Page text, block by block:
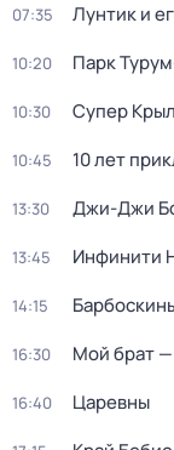
07:35 Лунтик и
10:20 Парк
10:30 Супер
10:45 10 лет
13:30 Джи-Джи
13:45 Инфинити
14:15
16:30 Мой брат
16:40 Царевны